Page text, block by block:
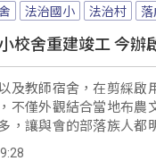
法治國小 法治村
校舍重建竣工 今辦
及教師宿舍，在剪綵啟
不僅外觀結合當地布農
，讓與會的部落族人都
。